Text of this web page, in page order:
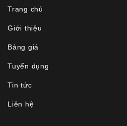
Trang chủ
Giới thiệu
Bảng giá
Tuyển dụng
Tin tức
Liên hệ